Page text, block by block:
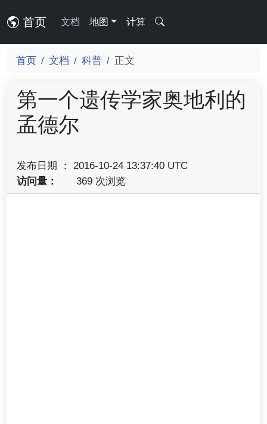
首页 文档 地图 计算
首页 文档 科普 正文
第一个遗传学家奥地利的
孟德尔
发布日期 ： 2016-10-24 13:37:40 UTC
访问量：
369 次浏览